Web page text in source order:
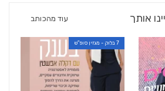
אותך עוד מהכותב
7 בלוק - מגזין סופ"ש